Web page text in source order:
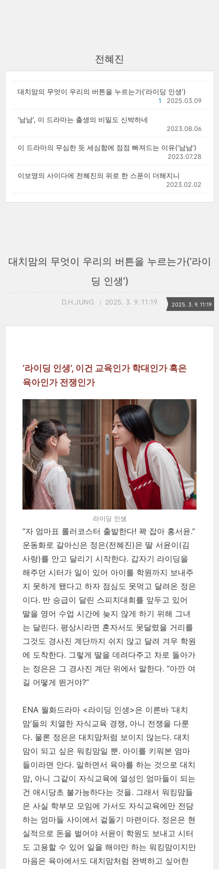
전혜진
대치맘의 무엇이 우리의 버튼을 누르는가(‘라이딩 인생’)
2025.03.09
1
‘남남’, 이 드라마는 출생의 비밀도 신박하네
2023.08.06
이 드라마의 무심한 듯 세심함에 점점 빠져드는 이유(‘남남’)
2023.07.28
이보영의 사이다에 전혜진의 위로 한 스푼이 더해지니
2023.02.02
대치맘의 무엇이 우리의 버튼을 누르는가(‘라이
딩 인생’)
D.H.JUNG 2025. 3. 9. 11:19 2025. 3. 9. 11:19
‘라이딩 인생’, 이건 교육인가 학대인가 혹은
육아인가 전쟁인가
라이딩 인생
“자 엄마표 롤러코스터 출발한다! 꽉 잡아 홍서윤.”
운동화로 갈아신은 정은(전혜진)은 딸 서윤이(김
사랑)를 안고 달리기 시작한다. 갑자기 라이딩을
해주던 시터가 일이 있어 아이를 학원까지 보내주
지 못하게 됐다고 하자 점심도 못먹고 달려온 정은
이다. 반 승급이 달린 스피치대회를 앞두고 있어
딸을 영어 수업 시간에 늦지 않게 하기 위해 그녀
는 달린다. 평상시라면 혼자서도 못달렸을 거리를
그것도 경사진 계단까지 쉬지 않고 달려 겨우 학원
에 도착한다. 그렇게 딸을 데려다주고 차로 돌아가
는 정은은 그 경사진 계단 위에서 말한다. “아깐 여
길 어떻게 뛴거야?”
ENA 월화드라마 <라이딩 인생>은 이른바 ‘대치
맘’들의 치열한 자식교육 경쟁, 아니 전쟁을 다룬
다. 물론 정은은 대치맘처럼 보이지 않는다. 대치
맘이 되고 싶은 워킹맘일 뿐. 아이를 키워본 엄마
들이라면 안다. 일하면서 육아를 하는 것으로 대치
맘, 아니 그같이 자식교육에 열성인 엄마들이 되는
건 애시당초 불가능하다는 것을. 그래서 워킹맘들
은 사실 학부모 모임에 가서도 자식교육에만 전담
하는 엄마들 사이에서 겉돌기 마련이다. 정은은 현
실적으로 돈을 벌어야 서윤이 학원도 보내고 시터
도 고용할 수 있어 일을 해야만 하는 워킹맘이지만
마음은 육아에서도 대치맘처럼 완벽하고 싶어한